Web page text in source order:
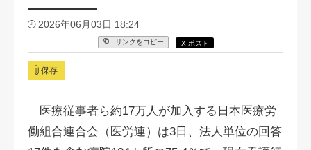
2026年06月03日 18:24
リンクをコピー X ポスト
保存
医療従事者ら約17万人が加入する日本医療労
働組合連合会（医労連）は3日、法人単位の回答